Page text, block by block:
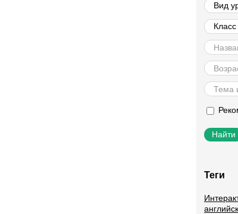
Вид
Класс
Теги